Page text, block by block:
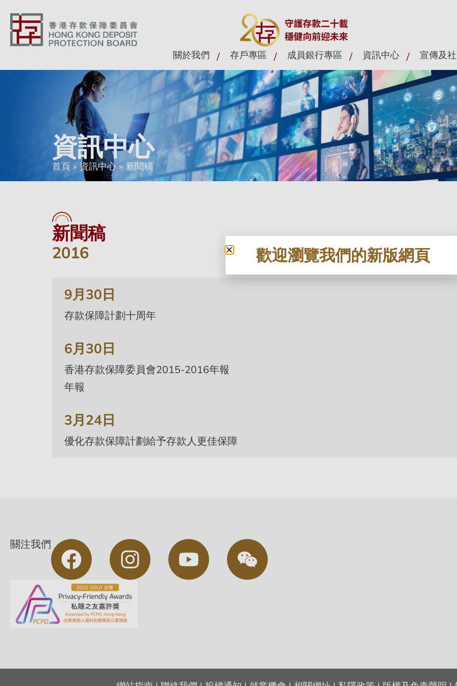
關於我們 存戶專區 成員銀行專區 資訊中心 宣傳及
資訊中心
首頁 » 資訊中心 » 新聞稿
新聞稿
2016
9月30日
存款保障計劃十周年
6月30日
香港存款保障委員會2015-2016年報
年報
3月24日
優化存款保障計劃給予存款人更佳保障
關注我們
歡迎瀏覽我們的新版網頁